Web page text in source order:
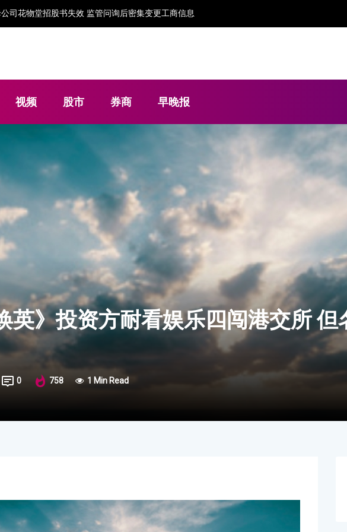
：董秘出身保荐机构 任职与保荐独立性存疑
视频 股市 券商 早晚报
英》投资方耐看娱乐四闯港交所 但
0 758 1 Min Read